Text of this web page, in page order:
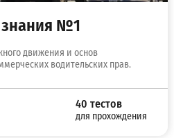
знания №1
движения и основ
водительских прав.
40 тестов
для прохождения